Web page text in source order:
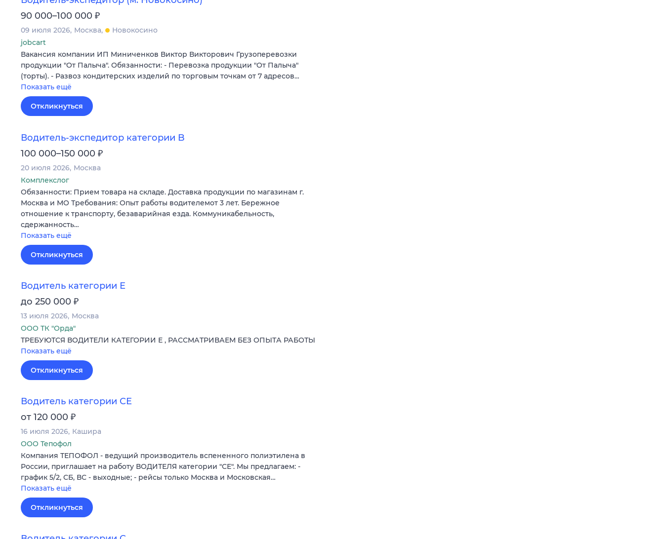
90 000–100 000 ₽
09 июля 2026 Москва
Новокосино
jobcart
Вакансия компании ИП Миниченков Виктор Викторович Грузоперевозки
продукции "От Палыча". Обязанности: - Перевозка продукции "От Палыча"
(торты). - Развоз кондитерских изделий по торговым точкам от 7 адресов…
Показать ещё
Откликнуться
Водитель-экспедитор категории B
100 000–150 000 ₽
20 июля 2026 Москва
Комплекслог
Обязанности: Прием товара на складе. Доставка продукции по магазинам г.
Москва и МО Требования: Опыт работы водителемот 3 лет. Бережное
отношение к транспорту, безаварийная езда. Коммуникабельность,
сдержанность…
Показать ещё
Откликнуться
Водитель категории Е
до 250 000 ₽
13 июля 2026 Москва
ООО ТК "Орда"
ТРЕБУЮТСЯ ВОДИТЕЛИ КАТЕГОРИИ Е , РАССМАТРИВАЕМ БЕЗ ОПЫТА РАБОТЫ
Показать ещё
Откликнуться
Водитель категории СЕ
от 120 000 ₽
16 июля 2026 Кашира
ООО Тепофол
Компания ТЕПОФОЛ - ведущий производитель вспененного полиэтилена в
России, приглашает на работу ВОДИТЕЛЯ категории "СЕ". Мы предлагаем: -
график 5/2, СБ, ВС - выходные; - рейсы только Москва и Московская…
Показать ещё
Откликнуться